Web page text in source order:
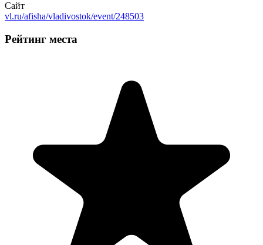
Сайт
vl.ru/afisha/vladivostok/event/248503
Рейтинг места